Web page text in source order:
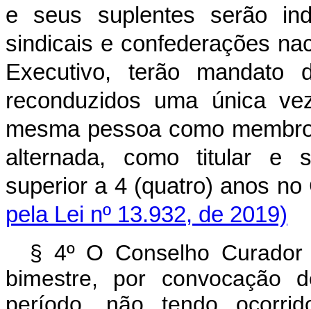
e seus suplentes serão
sindicais e confederações
Executivo, terão
reconduzidos uma única
mesma pessoa como
alternada, como titular e
superior a 4 (quatro)
pela Lei nº 13.932, de 2019)
§ 4º O Conselho
bimestre, por convocação
período, não tendo